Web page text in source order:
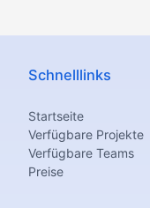
Schnelllinks
Startseite
Verfügbare Projekte
Verfügbare Teams
Preise